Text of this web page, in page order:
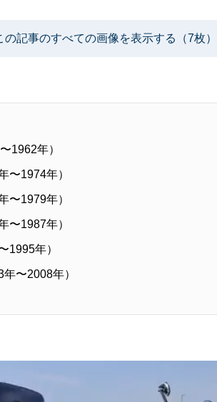
の記事のすべての画像を表示する（7枚）
1962年）
〜1974年）
〜1979年）
〜1987年）
1995年）
〜2008年）